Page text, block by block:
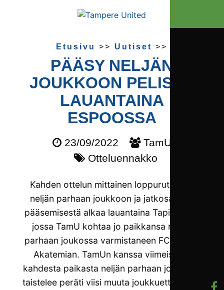
Etusivu >> Uutiset >>
PÄÄSY NELJÄN
JOUKKOON PELISSÄ
LAUANTAINA
ESPOOSSA
23/09/2022
TamU
Otteluennakko
Kahden ottelun mittainen loppurutiustus
neljän parhaan joukkoon ja jatkosarjaan
pääsemisestä alkaa lauantaina Tapiolassa,
jossa TamU kohtaa jo paikkansa neljän
parhaan joukossa varmistaneen FC Honka
Akatemian. TamUn kanssa viimeisestä
kahdesta paikasta neljän parhaan joukossa
taistelee peräti viisi muuta joukkuetta, jotka